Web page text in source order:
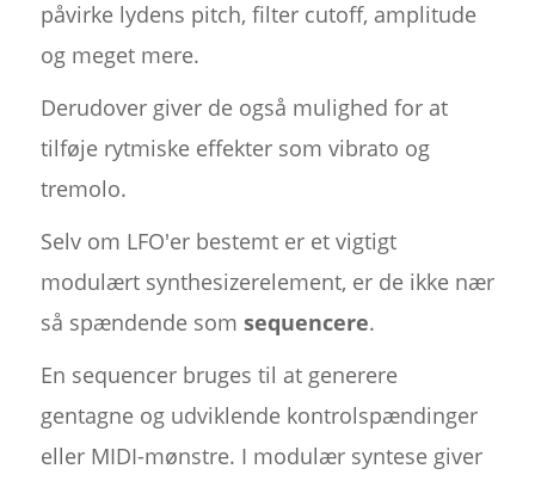
påvirke lydens pitch, filter cutoff, amplitude
og meget mere.
Derudover giver de også mulighed for at
tilføje rytmiske effekter som vibrato og
tremolo.
Selv om LFO'er bestemt er et vigtigt
modulært synthesizerelement, er de ikke nær
så spændende som sequencere.
En sequencer bruges til at generere
gentagne og udviklende kontrolspændinger
eller MIDI-mønstre. I modulær syntese giver